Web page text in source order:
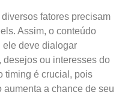
fatores precisam
Assim, o conteúdo
ele deve dialogar
desejos ou interesses do
timing é crucial, pois
aumenta a chance de seu